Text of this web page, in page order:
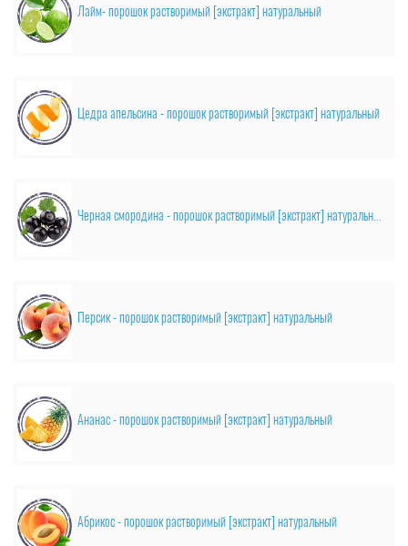
Лайм- порошок растворимый [экстракт] натуральный
Цедра апельсина - порошок растворимый [экстракт] натуральный
Черная смородина - порошок растворимый [экстракт] натуральный
Персик - порошок растворимый [экстракт] натуральный
Ананас - порошок растворимый [экстракт] натуральный
Абрикос - порошок растворимый [экстракт] натуральный